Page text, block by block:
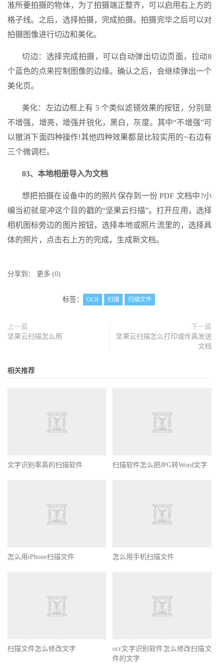
准所要拍摄的物体，为了拍摄端正整齐，可以启用右上方的
格子线。之后，选择拍摄，完成拍摄。拍摄完毕之后可以对
拍摄图像进行切边和美化。
切边：选择完成拍摄，可以自动弹出切边页面，拉动8
个蓝色的点来控制图像的边缘。确认之后，会继续弹出一个
美化页。
美化：左边边框上有 5 个类似滤镜效果的按钮，分别是
不增强，增亮，增强并锐化，黑白，灰度。其中“不增强”可
以撤消下面四种操作!其他四种效果都是比较实用的~右边有
三个微调栏。
03、本地相册导入为文档
想把拍摄在设备中的的照片保存到一份 PDF 文档中?小
编当初就是冲这个目的戳的“坚果云扫描”。打开应用，选择
相机图标旁边的图片按钮，选择本地或照片流里的，选择具
体的照片，点击右上方的完成，生成新文档。
分享到： 更多 (0)
标签： OCR 扫描 扫描文件
上一篇
坚果云扫描怎么用
下一篇
坚果云扫描怎么打印或传真发送
文档
相关推荐
文字识别率高的扫描软件 扫描软件怎么把JPG转Word文字
怎么用iPhone扫描文件 怎么用手机扫描文件
扫描文件怎么修改文字
ocr文字识别软件怎么修改扫描文
件的文字